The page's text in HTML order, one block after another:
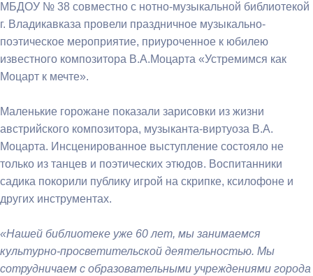
МБДОУ № 38 совместно с нотно-музыкальной библиотекой
г. Владикавказа провели праздничное музыкально-
поэтическое мероприятие, приуроченное к юбилею
известного композитора В.А.Моцарта «Устремимся как
Моцарт к мечте».
Маленькие горожане показали зарисовки из жизни
австрийского композитора, музыканта-виртуоза В.А.
Моцарта. Инсценированное выступление состояло не
только из танцев и поэтических этюдов. Воспитанники
садика покорили публику игрой на скрипке, ксилофоне и
других инструментах.
«Нашей библиотеке уже 60 лет, мы занимаемся
культурно-просветительской деятельностью. Мы
сотрудничаем с образовательными учреждениями города